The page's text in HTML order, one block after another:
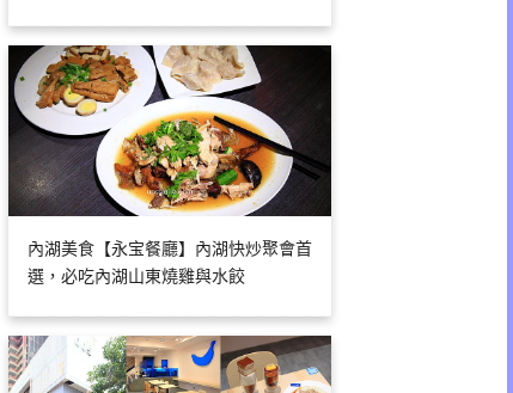
內湖美食【永宝餐廳】內湖快炒聚會首
選，必吃內湖山東燒雞與水餃